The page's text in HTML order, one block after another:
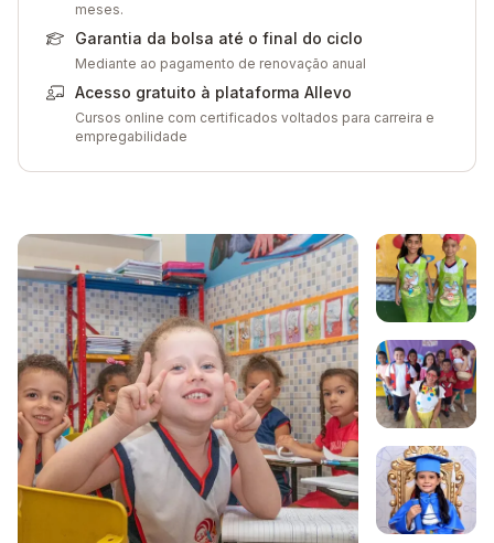
meses.
Garantia da bolsa até o final do ciclo
Mediante ao pagamento de renovação anual
Acesso gratuito à plataforma Allevo
Cursos online com certificados voltados para carreira e
empregabilidade
Galeria de imagem
Imagem 1
Imagem 2